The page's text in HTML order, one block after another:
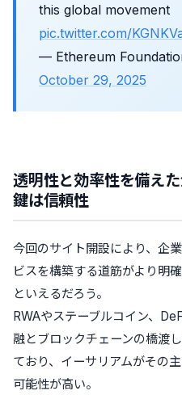
this global movement
pic.twitter.com/
— Ethereum
October 29, 2025
透明性と効率性を備え
鍵は信頼性
今回のサイト開設により、企
ビスを構築する道筋がより明
といえるだろう。
RWAやステーブルコイン、
融とブロックチェーンの橋渡
ており、イーサリアムがその
可能性が高い。